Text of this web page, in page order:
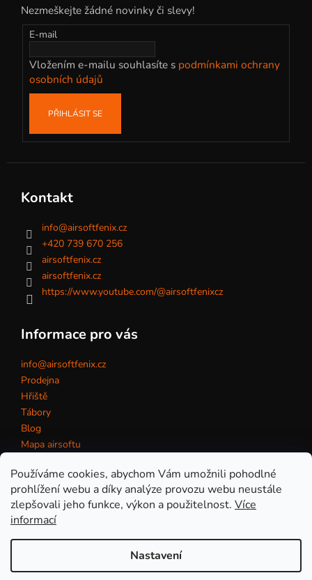
Používáme cookies, abychom Vám umožnili pohodlné
prohlížení webu a díky analýze provozu webu neustále
zlepšovali jeho funkce, výkon a použitelnost. Více
informací
Nastavení
Nezmeškejte žádné novinky či slevy!
E-mail
Vložením e-mailu souhlasíte s podmínkami ochrany
osobních údajů
PŘIHLÁSIT SE
Kontakt
info@airsoftfenix.cz
+420 739 670 256
airsoftfenix.cz
airsoftfenix.cz
https://www.youtube.com/@airsoftfenixcz
Informace pro vás
info@airsoftfenix.cz
Prodejna
Hřiště
Tábory
Blog
Mapa airsoftu